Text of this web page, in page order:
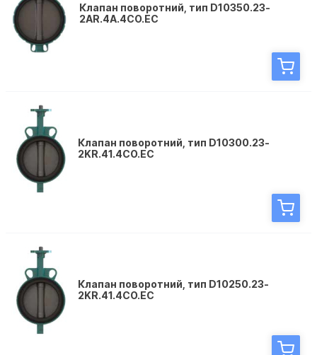
Клапан поворотний, тип D10350.23-
2AR.4A.4CO.EC
Клапан поворотний, тип D10300.23-
2KR.41.4CО.EC
Клапан поворотний, тип D10250.23-
2KR.41.4CО.EC